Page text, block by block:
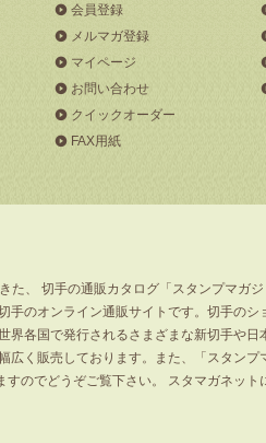
会員登録
メルマガ登録
マイページ
お問い合わせ
クイックオーダー
FAX用紙
た、 切手の通販カタログ「スタンプマガジ
手のオンライン通販サイトです。切手のシ
界各国で発行されるさまざまな新切手や日
広く販売しております。また、「スタンプ
のでどうぞご覧下さい。 スタマガネット